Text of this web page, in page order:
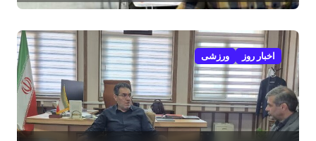
اخبار روز ورزشی